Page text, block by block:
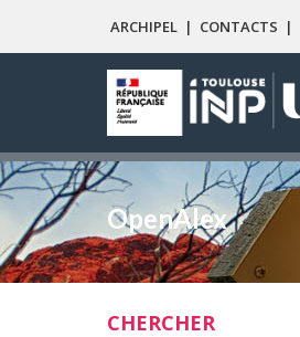
ARCHIPEL | CONTACTS |
OpenAlex
CHERCHER